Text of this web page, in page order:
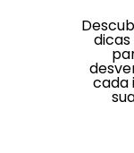
dicas
cada